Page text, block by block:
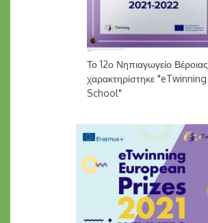
Το 12ο Νηπιαγωγείο Βέροιας
χαρακτηρίστηκε "eTwinning
School"